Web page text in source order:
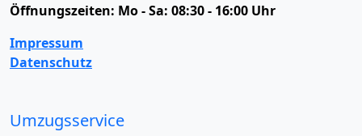
Öffnungszeiten: Mo - Sa: 08:30 - 16:00 Uhr
Impressum
Datenschutz
Umzugsservice